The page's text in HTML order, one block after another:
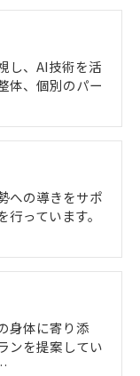
し、AI技術を活
体、個別のパー
への導きをサポ
っています。
身体に寄り添
ンを提案してい